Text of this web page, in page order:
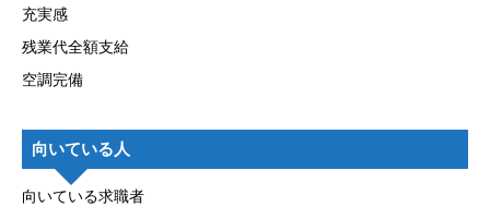
充実感
残業代全額支給
空調完備
向いている人
向いている求職者